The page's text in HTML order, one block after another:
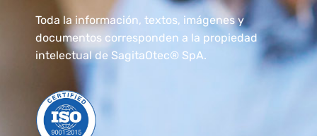
Toda la información, textos, imágenes y
documentos corresponden a la propiedad
intelectual de SagitaOtec® SpA.